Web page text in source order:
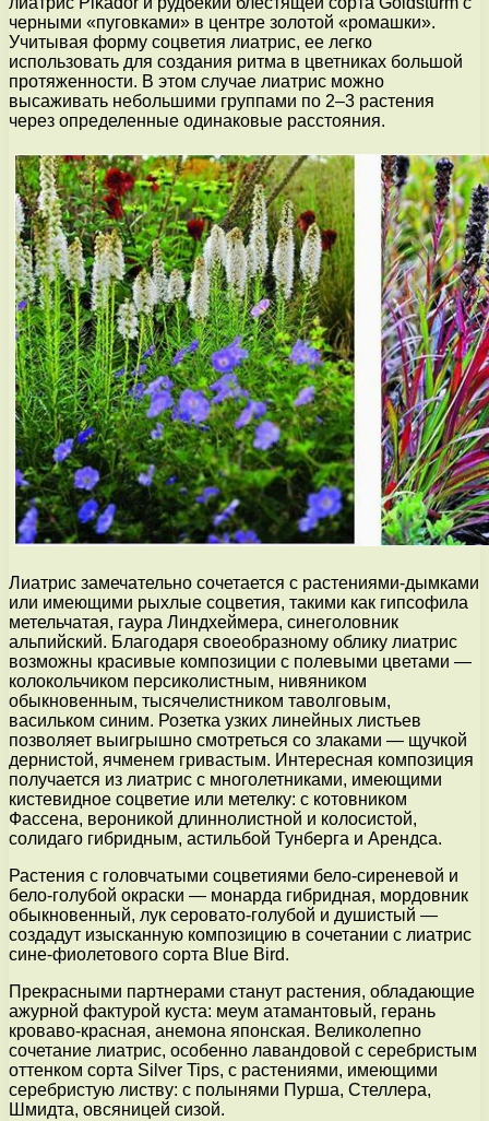
черными «пуговками» в центре золотой «ромашки».
Учитывая форму соцветия лиатрис, ее легко
использовать для создания ритма в цветниках большой
протяженности. В этом случае лиатрис можно
высаживать небольшими группами по 2–3 растения
через определенные одинаковые расстояния.
Лиатрис замечательно сочетается с растениями-дымками
или имеющими рыхлые соцветия, такими как гипсофила
метельчатая, гаура Линдхеймера, синеголовник
альпийский. Благодаря своеобразному облику лиатрис
возможны красивые композиции с полевыми цветами —
колокольчиком персиколистным, нивяником
обыкновенным, тысячелистником таволговым,
васильком синим. Розетка узких линейных листьев
позволяет выигрышно смотреться со злаками — щучкой
дернистой, ячменем гривастым. Интересная композиция
получается из лиатрис с многолетниками, имеющими
кистевидное соцветие или метелку: с котовником
Фассена, вероникой длиннолистной и колосистой,
солидаго гибридным, астильбой Тунберга и Арендса.
Растения с головчатыми соцветиями бело-сиреневой и
бело-голубой окраски — монарда гибридная, мордовник
обыкновенный, лук серовато-голубой и душистый —
создадут изысканную композицию в сочетании с лиатрис
сине-фиолетового сорта Blue Bird.
Прекрасными партнерами станут растения, обладающие
ажурной фактурой куста: меум атамантовый, герань
кроваво-красная, анемона японская. Великолепно
сочетание лиатрис, особенно лавандовой с серебристым
оттенком сорта Silver Tips, с растениями, имеющими
серебристую листву: с полынями Пурша, Стеллера,
Шмидта, овсяницей сизой.